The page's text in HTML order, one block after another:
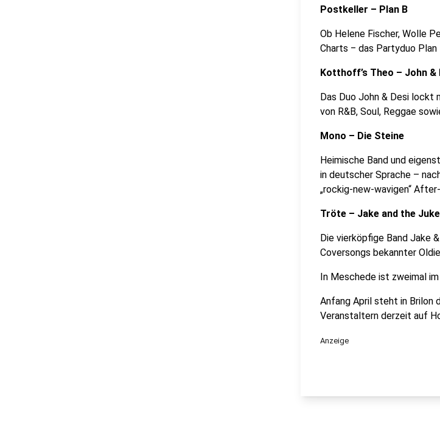
Postkeller – Plan B
Ob Helene Fischer, Wolle
Charts ‒ das Partyduo
Kotthoff’s Theo – John &
Das Duo John & Desi lockt
von R&B, Soul, Reggae
Mono – Die Steine
Heimische Band und
in deutscher Sprache –
„rockig-new-wavigen“
Tröte – Jake and the
Die vierköpfige Band Jake
Coversongs bekannter
In Meschede ist zweimal
Anfang April steht in Brilon
Veranstaltern derzeit auf
Anzeige